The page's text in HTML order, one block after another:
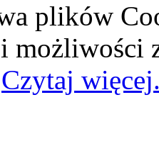
plików
możliwości
Czytaj